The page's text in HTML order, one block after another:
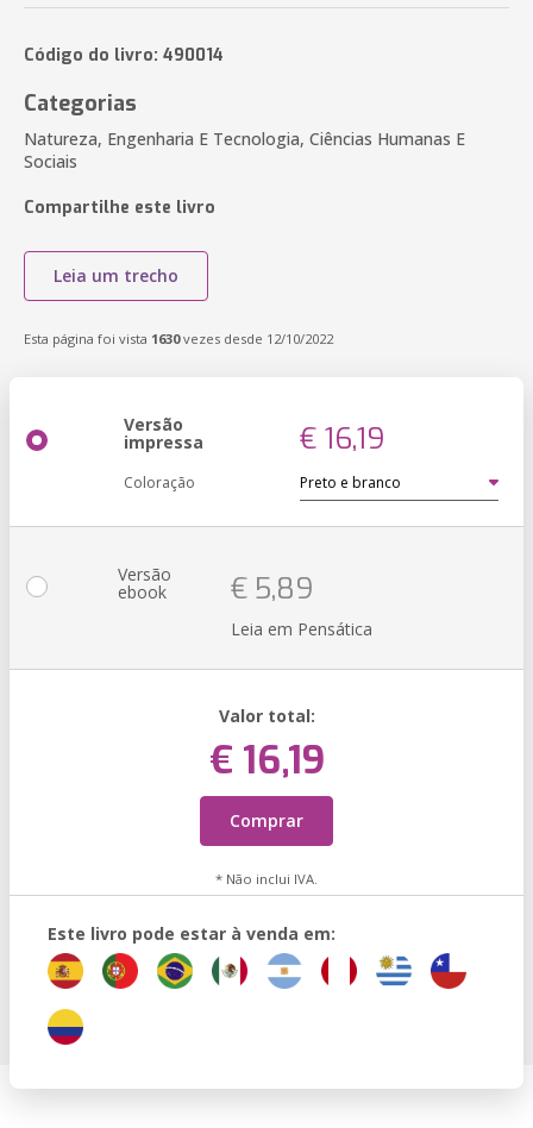
Código do livro: 490014
Categorias
Natureza, Engenharia E Tecnologia, Ciências Humanas E
Sociais
Compartilhe este livro
Leia um trecho
Esta página foi vista 1630vezes desde 12/10/2022
Versão
impressa € 16,19
Coloração
Versão
ebook € 5,89
Leia em Pensática
Valor total:
€ 16,19
Comprar
* Não inclui IVA.
Este livro pode estar à venda em: